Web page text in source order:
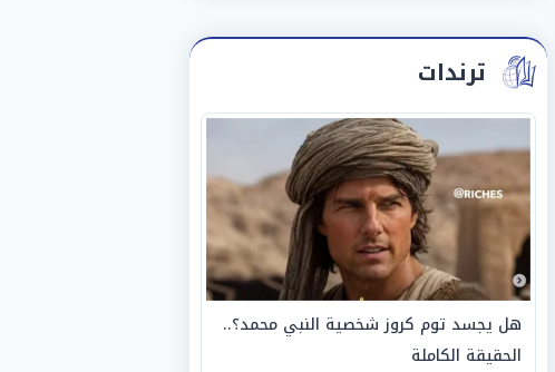
ترندات
هل يجسد توم كروز شخصية النبي محمد؟..
الحقيقة الكاملة